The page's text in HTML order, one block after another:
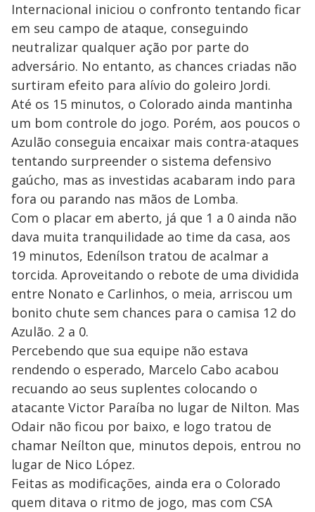
Internacional iniciou o confronto tentando ficar
em seu campo de ataque, conseguindo
neutralizar qualquer ação por parte do
adversário. No entanto, as chances criadas não
surtiram efeito para alívio do goleiro Jordi.
Até os 15 minutos, o Colorado ainda mantinha
um bom controle do jogo. Porém, aos poucos o
Azulão conseguia encaixar mais contra-ataques
tentando surpreender o sistema defensivo
gaúcho, mas as investidas acabaram indo para
fora ou parando nas mãos de Lomba.
Com o placar em aberto, já que 1 a 0 ainda não
dava muita tranquilidade ao time da casa, aos
19 minutos, Edenílson tratou de acalmar a
torcida. Aproveitando o rebote de uma dividida
entre Nonato e Carlinhos, o meia, arriscou um
bonito chute sem chances para o camisa 12 do
Azulão. 2 a 0.
Percebendo que sua equipe não estava
rendendo o esperado, Marcelo Cabo acabou
recuando ao seus suplentes colocando o
atacante Victor Paraíba no lugar de Nilton. Mas
Odair não ficou por baixo, e logo tratou de
chamar Neílton que, minutos depois, entrou no
lugar de Nico López.
Feitas as modificações, ainda era o Colorado
quem ditava o ritmo de jogo, mas com CSA